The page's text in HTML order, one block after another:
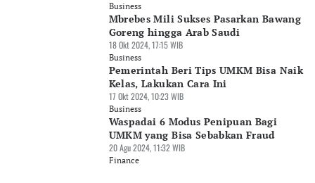
Business
Mbrebes Mili Sukses Pasarkan Bawang
Goreng hingga Arab Saudi
18 Okt 2024, 17:15 WIB
Business
Pemerintah Beri Tips UMKM Bisa Naik
Kelas, Lakukan Cara Ini
17 Okt 2024, 10:23 WIB
Business
Waspadai 6 Modus Penipuan Bagi
UMKM yang Bisa Sebabkan Fraud
20 Agu 2024, 11:32 WIB
Finance